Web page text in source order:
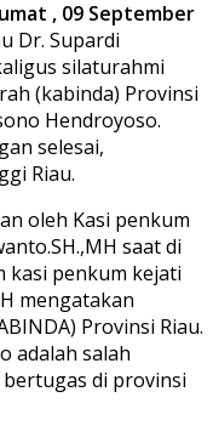
, 09 September
Dr. Supardi
silaturahmi
(kabinda) Provinsi
Hendroyoso.
selesai,
Riau.
oleh Kasi penkum
saat di
kasi penkum kejati
mengatakan
Provinsi Riau.
adalah salah
di provinsi